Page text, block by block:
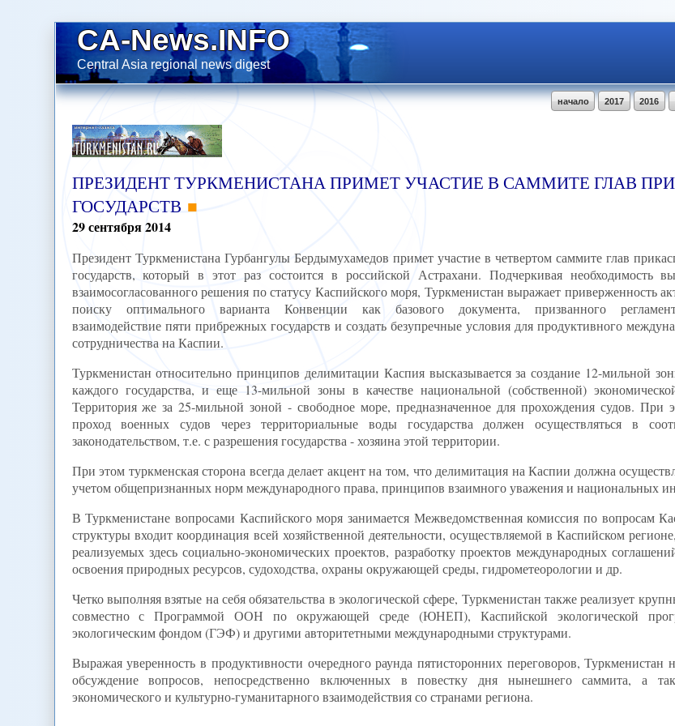
CA-News.INFO
Central Asia regional news digest
2016
2017
начало
ПРЕЗИДЕНТ ТУРКМЕНИСТАНА ПРИМЕТ УЧАСТИЕ В САММИТЕ ГЛАВ
ГОСУДАРСТВ
29сентября2014
Президент Туркменистана Гурбангулы Бердымухамедов примет участие в четвертом саммите глав
государств, который в этот раз состоится в российской Астрахани. Подчеркивая необходимость
взаимосогласованного решения по статусу Каспийского моря, Туркменистан выражает приверженность
поиску оптимального варианта Конвенции как базового документа, призванного
взаимодействие пяти прибрежных государств и создать безупречные условия для продуктивного
сотрудничества на Каспии.
Туркменистан относительно принципов делимитации Каспия высказывается за создание 12-мильной
каждого государства, и еще 13-мильной зоны в качестве национальной (собственной)
Территория же за 25-мильной зоной - свободное море, предназначенное для прохождения судов. При
проход военных судов через территориальные воды государства должен осуществляться в
законодательством, т.е. с разрешения государства - хозяина этой территории.
При этом туркменская сторона всегда делает акцент на том, что делимитация на Каспии должна
учетом общепризнанных норм международного права, принципов взаимного уважения и национальных
В Туркменистане вопросами Каспийского моря занимается Межведомственная комиссия по вопросам
структуры входит координация всей хозяйственной деятельности, осуществляемой в Каспийском
реализуемых здесь социально-экономических проектов, разработку проектов международных
освоения природных ресурсов, судоходства, охраны окружающей среды, гидрометеорологии и др.
Четко выполняя взятые на себя обязательства в экологической сфере, Туркменистан также реализует
совместно с Программой ООН по окружающей среде (ЮНЕП), Каспийской экологической
экологическим фондом (ГЭФ) и другими авторитетными международными структурами.
Выражая уверенность в продуктивности очередного раунда пятисторонних переговоров, Туркменистан
обсуждение вопросов, непосредственно включенных в повестку дня нынешнего саммита, а
экономического и культурно-гуманитарного взаимодействия со странами региона.